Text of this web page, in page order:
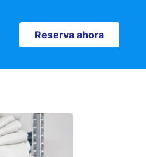
Reserva ahora
Reserva ahora